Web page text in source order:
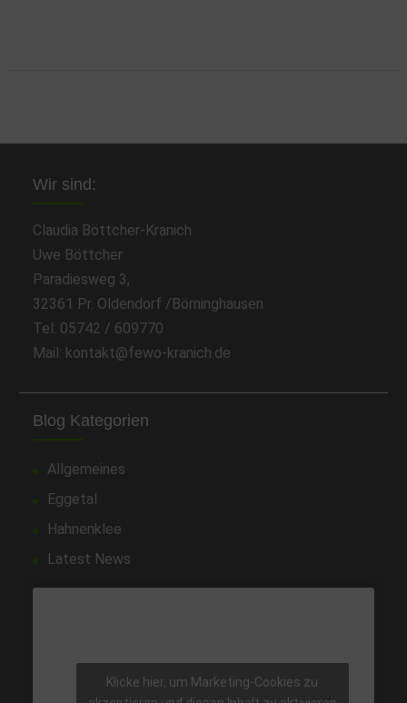
Wir sind:
Claudia Böttcher-Kranich
Uwe Böttcher
Paradiesweg 3,
32361 Pr. Oldendorf /Börninghausen
Tel: 05742 / 609770
Mail: kontakt@fewo-kranich.de
Blog Kategorien
Allgemeines
Eggetal
Hahnenklee
Latest News
Klicke hier, um Marketing-Cookies zu